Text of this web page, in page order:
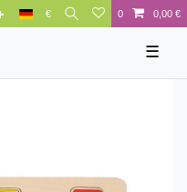
€ 0 0,00 €
☰